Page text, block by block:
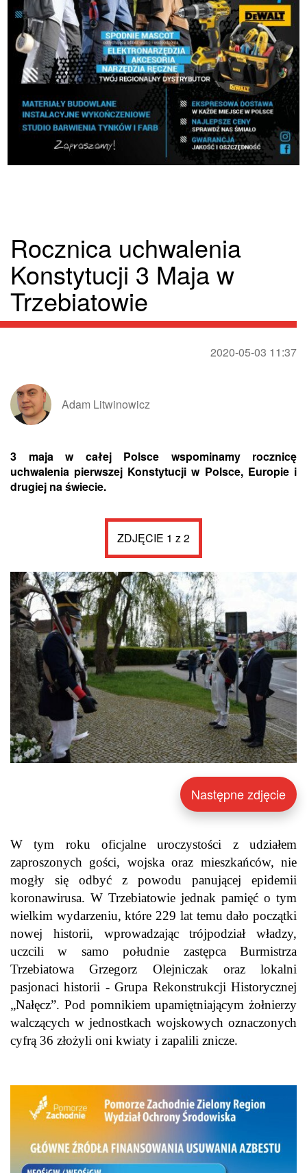
Rocznica uchwalenia
Konstytucji 3 Maja w
Trzebiatowie
2020-05-03 11:37
Adam Litwinowicz
3 maja w całej Polsce wspominamy rocznicę
uchwalenia pierwszej Konstytucji w Polsce, Europie i
drugiej na świecie.
ZDJĘCIE 1 z 2
Następne zdjęcie
W tym roku oficjalne uroczystości z udziałem
zaproszonych gości, wojska oraz mieszkańców, nie
mogły się odbyć z powodu panującej epidemii
koronawirusa. W Trzebiatowie jednak pamięć o tym
wielkim wydarzeniu, które 229 lat temu dało początki
nowej historii, wprowadzając trójpodział władzy,
uczcili w samo południe zastępca Burmistrza
Trzebiatowa Grzegorz Olejniczak oraz lokalni
pasjonaci historii - Grupa Rekonstrukcji Historycznej
„Nałęcz”. Pod pomnikiem upamiętniającym żołnierzy
walczących w jednostkach wojskowych oznaczonych
cyfrą 36 złożyli oni kwiaty i zapalili znicze.